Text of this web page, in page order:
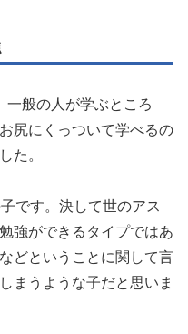
一般の人が学ぶところ
尻にくっついて学べるの
た。
です。決して世のアス
強ができるタイプではあ
どということに関して言
まうような子だと思いま